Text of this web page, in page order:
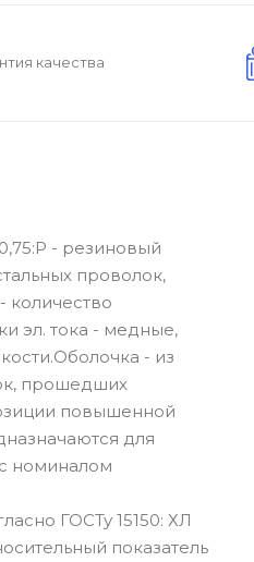
качества
- резиновый
проволок,
количество
эл. тока - медные,
- из
прошедших
повышенной
для
номиналом
ГОСТу 15150: ХЛ
показатель